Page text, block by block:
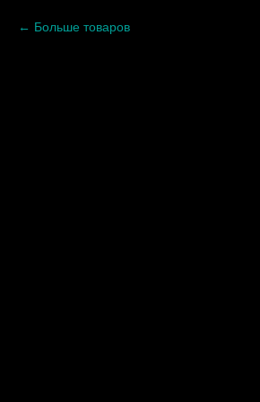
Больше товаров